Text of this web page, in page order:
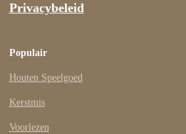
Privacybeleid
Populair
Houten Speelgoed
Kerstmis
Voorlezen